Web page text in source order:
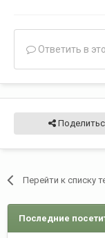
Ответить в
Перейти к списку
Последние